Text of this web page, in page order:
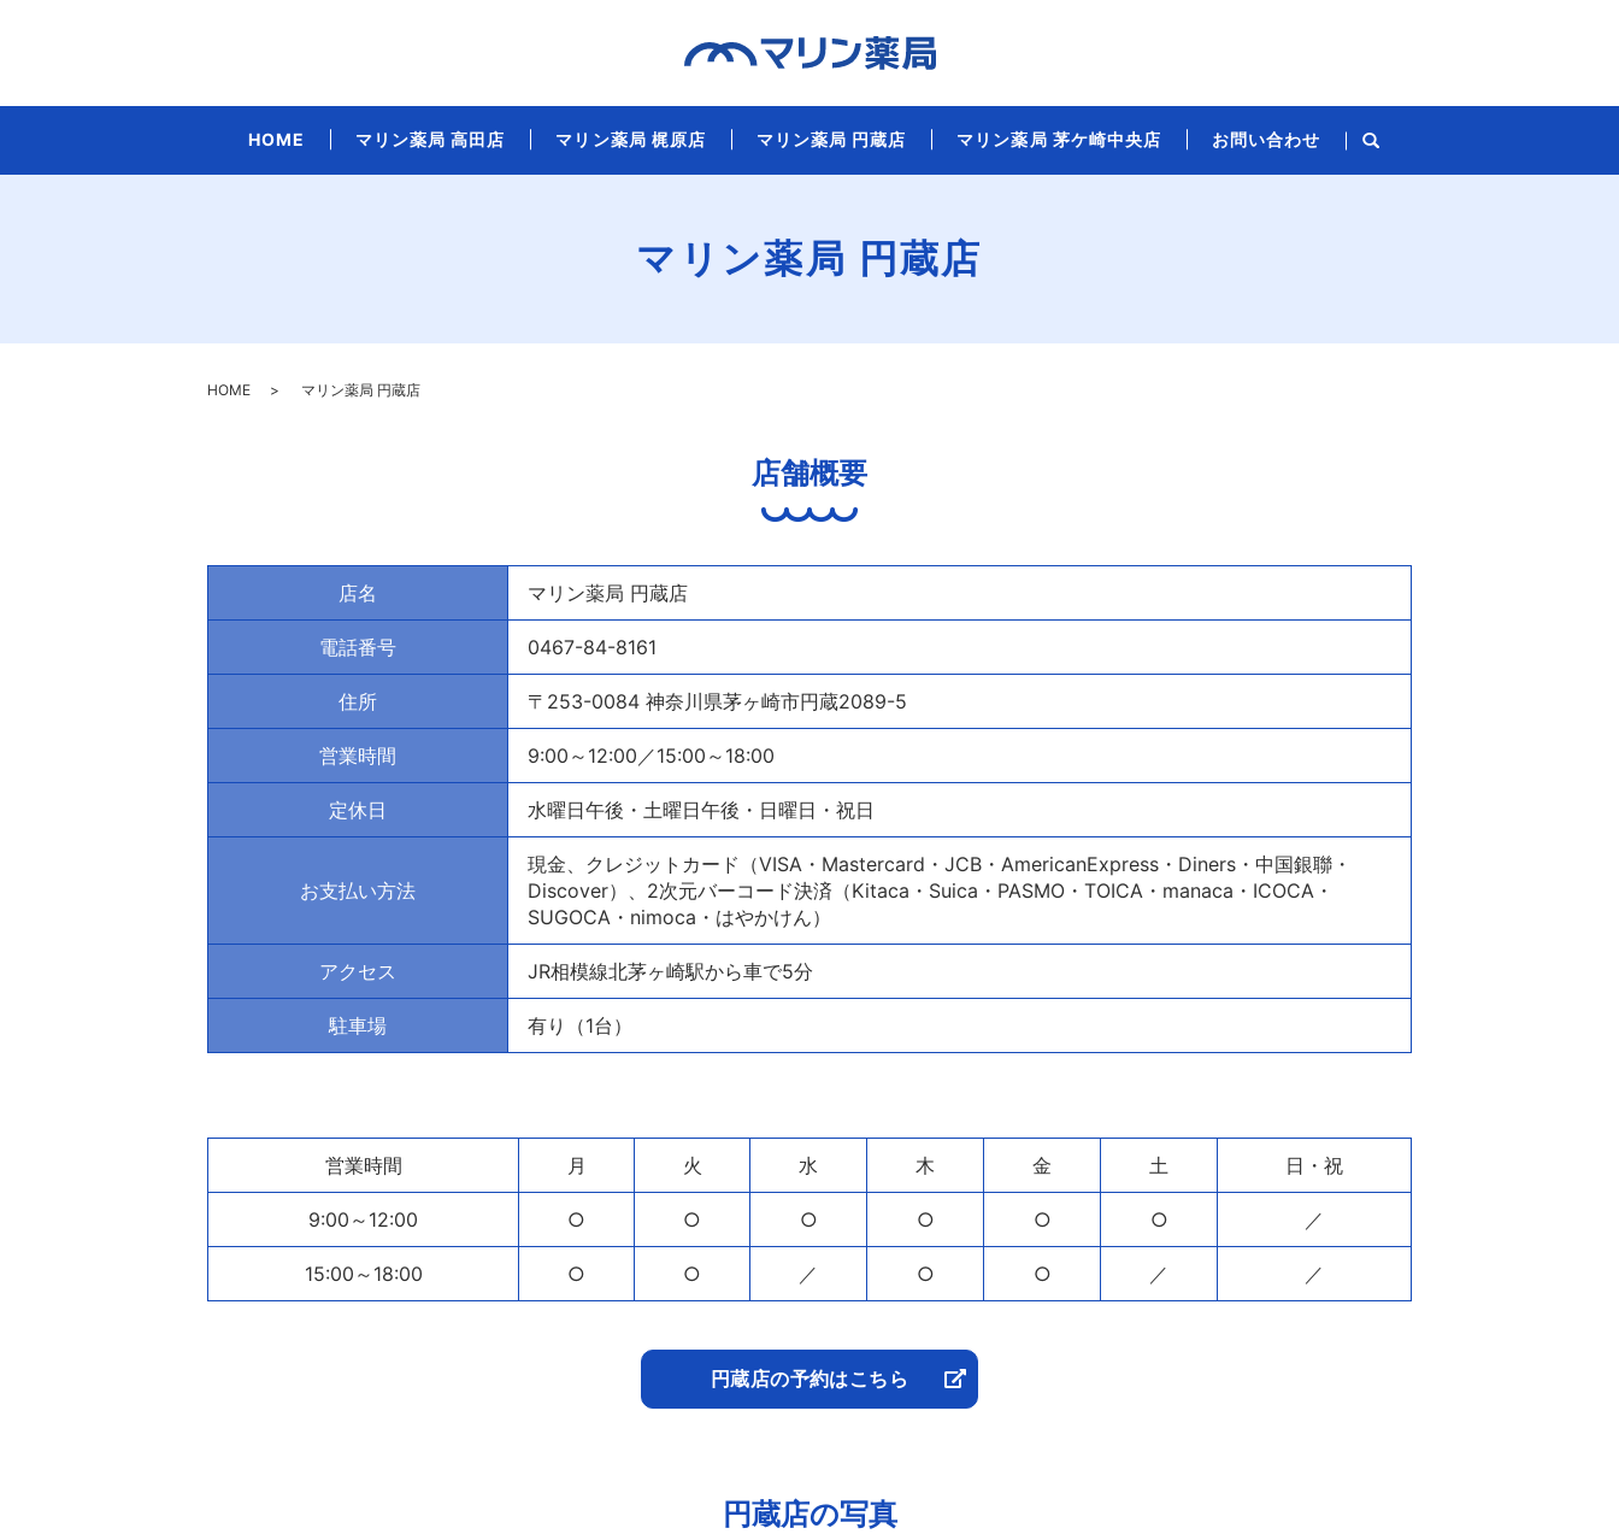
HOME マリン薬局 高田店 マリン薬局 梶原店 マリン薬局 円蔵店 マリン薬局 茅ケ崎中央店 お問い合わせ
マリン薬局 円蔵店
HOME マリン薬局 円蔵店
店舗概要
店名 マリン薬局 円蔵店
電話番号 0467-84-8161
住所 〒253-0084 神奈川県茅ヶ崎市円蔵2089-5
営業時間 9:00～12:00／15:00～18:00
定休日 水曜日午後・土曜日午後・日曜日・祝日
お支払い方法
現金、クレジットカード（VISA・Mastercard・JCB・AmericanExpress・Diners・中国銀聯・
Discover）、2次元バーコード決済（Kitaca・Suica・PASMO・TOICA・manaca・ICOCA・
SUGOCA・nimoca・はやかけん）
アクセス JR相模線北茅ヶ崎駅から車で5分
駐車場 有り（1台）
営業時間 月 火 水 木 金 土 日・祝
9:00～12:00 ○ ○ ○ ○ ○ ○ ／
15:00～18:00 ○ ○ ／ ○ ○ ／ ／
円蔵店の予約はこちら
円蔵店の写真